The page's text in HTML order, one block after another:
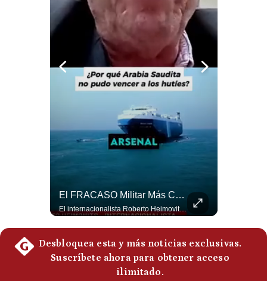
Fotogalerías
Condiciones
Preguntas
Frecuentes
El FRACASO Militar Más Caro De Medio Oriente | #radar24
El internacionalista Roberto Heimovits señaló que Arabia Saudita posee armamento avanzado comprado por decenas de miles de millones de dólares. Sin embargo, recuerda que combatió durante siete años contra los hutíes sin conseguir derrotarlos, pese a la enorme diferencia de poder militar. #ArabiaSaudita #Hutíes #RobertoHeimovits #Geopolítica #Guerra #NoticiasInternacionales #Shorts 👉 Suscríbete y activa la campana para no perderte nuestro análisis diario. 🌎 Síguenos en nuestras redes sociales: 📌 Web oficial: https://gestion.pe/mundo/ 📌 LinkedIn: http://bit.ly/3HYIET0 📌 X (Twitter): http://bit.ly/4noZtX9 📌 TikTok: http://bit.ly/4evB6TO